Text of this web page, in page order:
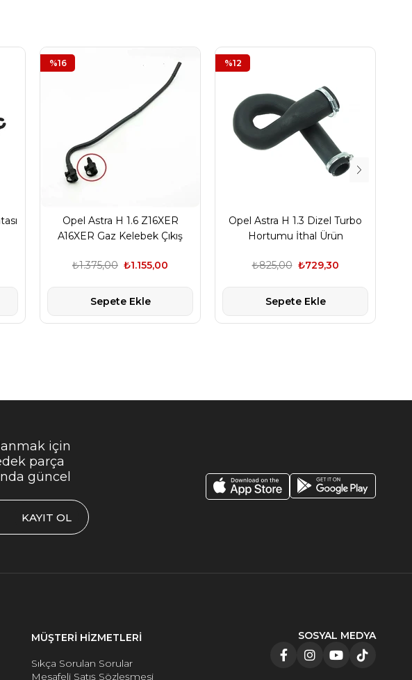
Opel Astra H 1.6 Z16XER
A16XER Gaz Kelebek Çıkış
₺1.155,00
₺1.375,00
Sepete Ekle
%16
Opel Astra H 1.3 Dizel Turbo
Hortumu İthal Ürün
₺729,30
₺825,00
Sepete Ekle
%12
için
parça
güncel
KAYIT OL
MÜŞTERİ HİZMETLERİ
Sıkça Sorulan Sorular
Mesafeli Satış Sözleşmesi
SOSYAL MEDYA